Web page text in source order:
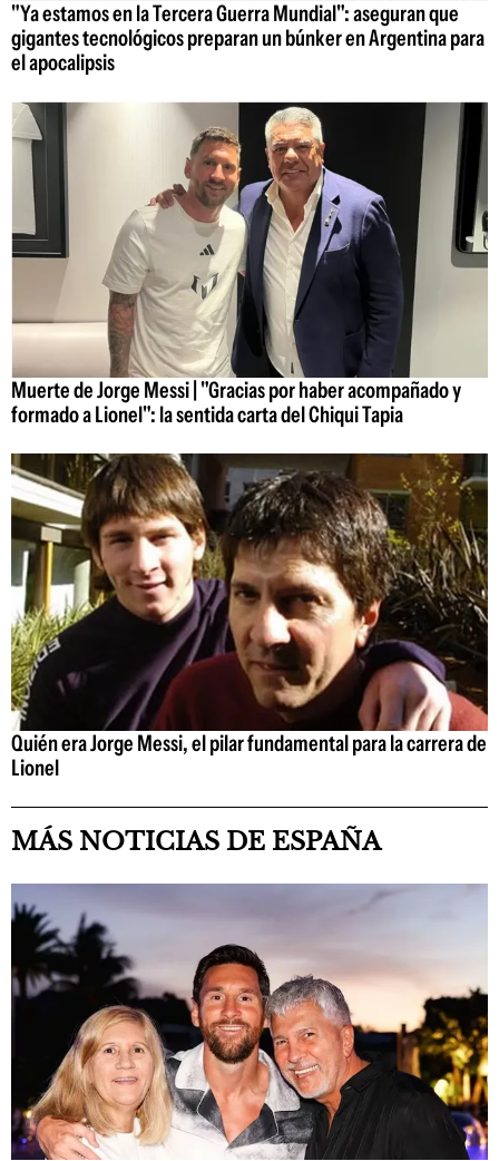
"Ya estamos en la Tercera Guerra Mundial": aseguran que
gigantes tecnológicos preparan un búnker en Argentina para
el apocalipsis
Muerte de Jorge Messi | "Gracias por haber acompañado y
formado a Lionel": la sentida carta del Chiqui Tapia
Quién era Jorge Messi, el pilar fundamental para la carrera de
Lionel
MÁS NOTICIAS DE ESPAÑA